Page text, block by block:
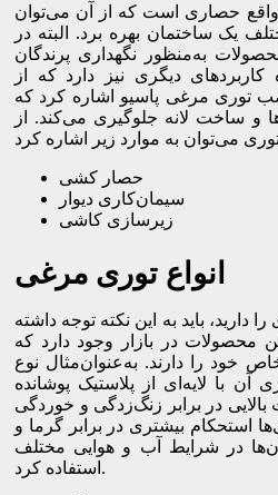
حصاری است که از آن می‌توان
یک ساختمان بهره برد. البته در
به‌منظور نگهداری پرندگان
کاربردهای دیگری نیز دارد که از
توری مرغی پاسیو اشاره کرد که
و ساخت لانه جلوگیری می‌کند. از
حصار کشی
سیمان‌کاری دیوار
زیرسازی کاشی
انواع توری مرغی
دارید، باید به این نکته توجه داشته
محصولات در بازار وجود دارد که
خود را دارند. به‌عنوان‌مثال نوع
با لایه‌ای از پلاستیک پوشانده
در برابر زنگ‌زدگی و خوردگی
استحکام بیشتری در برابر گرما و
در شرایط آب و هوایی مختلف
استفاده کرد.